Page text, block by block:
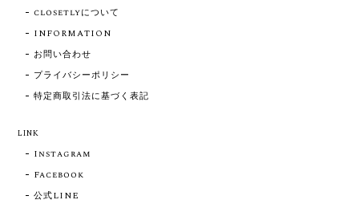
closetlyについて
INFORMATION
お問い合わせ
プライバシーポリシー
特定商取引法に基づく表記
LINK
Instagram
Facebook
公式LINE